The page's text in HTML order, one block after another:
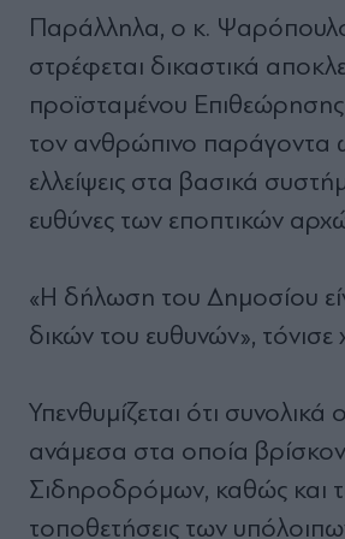
Παράλληλα, ο κ.
στρέφεται δικαστικά
προϊσταμένου
τον ανθρώπινο παράγοντα
ελλείψεις στα βασικά
ευθύνες των εποπτικών
«Η δήλωση του Δημοσίου
δικών του ευθυνών», τόνισε
Υπενθυμίζεται ότι
ανάμεσα στα οποία
Σιδηροδρόμων, καθώς και
τοποθετήσεις των